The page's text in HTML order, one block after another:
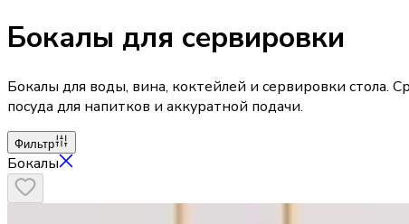
Бокалы для сервировки
Бокалы для воды, вина, коктейлей и сервировки
посуда для напитков и аккуратной подачи.
Фильтр
Бокалы